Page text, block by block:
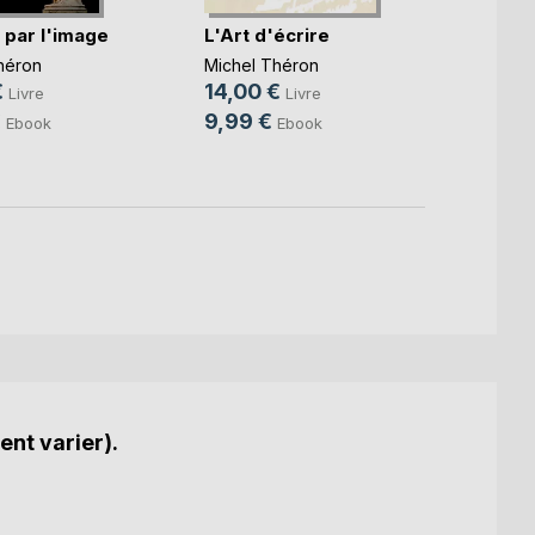
l'image
Livre
Ebook
L'Art d'écrire
Michel Théron
14,00 € Livre
9,99 € Ebook
varier).